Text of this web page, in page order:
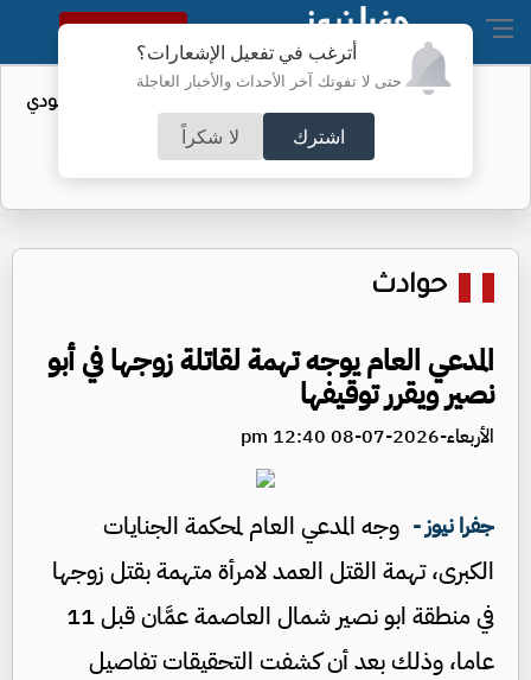
أترغب في تفعيل الإشعارات؟
حتى لا تفوتك آخر الأحداث والأخبار العاجلة
اشترك لا شكراً
النسخة الكاملة
واردات الولايات المتحدة من النفط السعودي
تهبط إلى الصفر
حوادث
المدعي العام يوجه تهمة لقاتلة زوجها في أبو
نصير ويقرر توقيفها
الأربعاء-2026-07-08 12:40 pm
جفرا نيوز - وجه المدعي العام لمحكمة الجنايات
الكبرى، تهمة القتل العمد لامرأة متهمة بقتل زوجها
في منطقة ابو نصير شمال العاصمة عمَّان قبل 11
عاما، وذلك بعد أن كشفت التحقيقات تفاصيل